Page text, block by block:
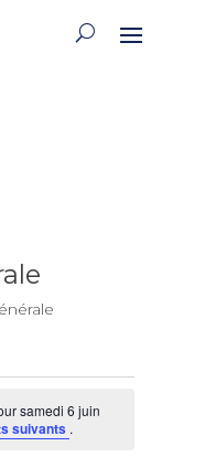
samedi 6 juin
suivants .